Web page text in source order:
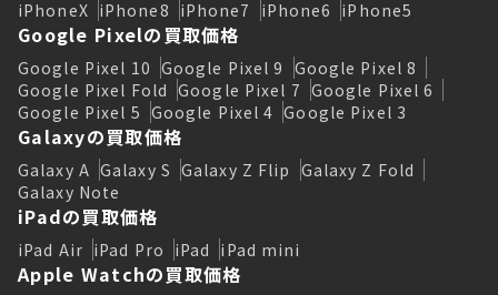
iPhoneX iPhone8 iPhone7 iPhone6 iPhone5
Google Pixelの買取価格
Google Pixel 10 Google Pixel 9 Google Pixel 8
Google Pixel Fold Google Pixel 7 Google Pixel 6
Google Pixel 5 Google Pixel 4 Google Pixel 3
Galaxyの買取価格
Galaxy A Galaxy S Galaxy Z Flip Galaxy Z Fold
Galaxy Note
iPadの買取価格
iPad Air iPad Pro iPad iPad mini
Apple Watchの買取価格